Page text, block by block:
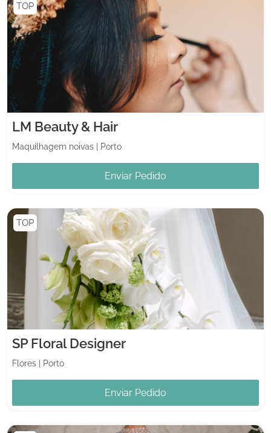
TOP
LM Beauty & Hair
Maquilhagem noivas Porto
Enviar Pedido
TOP
SP Floral Designer
Flores Porto
Enviar Pedido